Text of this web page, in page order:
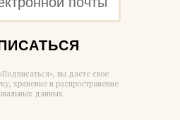
вы даете свое
хранение и распространение
данных